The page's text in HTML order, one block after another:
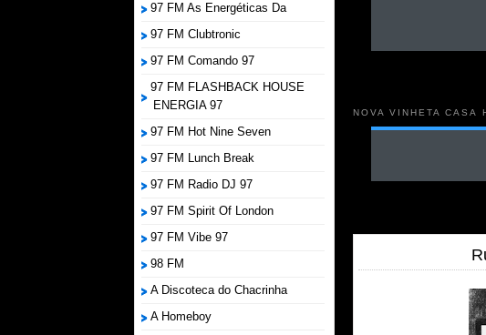
97 FM As Energéticas Da
97 FM Clubtronic
97 FM Comando 97
97 FM FLASHBACK HOUSE
ENERGIA 97
97 FM Hot Nine Seven
97 FM Lunch Break
97 FM Radio DJ 97
97 FM Spirit Of London
97 FM Vibe 97
98 FM
A Discoteca do Chacrinha
A Homeboy
NOVA VINHETA CASA